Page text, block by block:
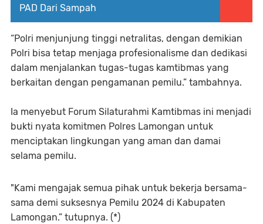
PAD Dari Sampah
“Polri menjunjung tinggi netralitas, dengan demikian
Polri bisa tetap menjaga profesionalisme dan dedikasi
dalam menjalankan tugas-tugas kamtibmas yang
berkaitan dengan pengamanan pemilu.” tambahnya.
Ia menyebut Forum Silaturahmi Kamtibmas ini menjadi
bukti nyata komitmen Polres Lamongan untuk
menciptakan lingkungan yang aman dan damai
selama pemilu.
"Kami mengajak semua pihak untuk bekerja bersama-
sama demi suksesnya Pemilu 2024 di Kabupaten
Lamongan.” tutupnya. (*)